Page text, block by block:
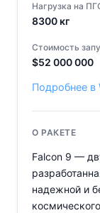
Нагрузка на
8300 кг
Стоимость
$52 000 000
Подробнее в
О РАКЕТЕ
Falcon 9 —
надежной и